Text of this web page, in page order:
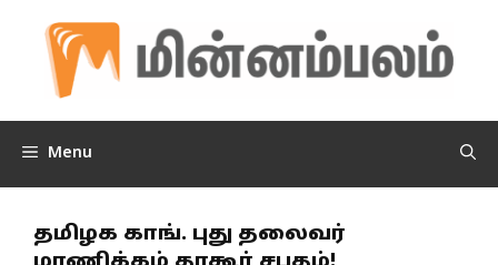
content
Menu
தமிழக காங். புது தலைவர்